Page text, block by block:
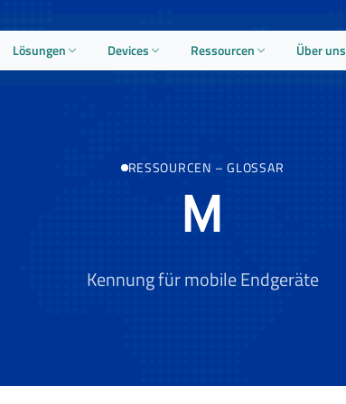
Lösungen Devices Ressourcen Über uns
RESSOURCEN – GLOSSAR
M
Kennung für mobile Endgeräte